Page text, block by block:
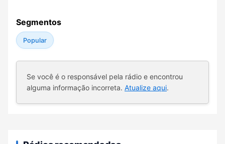
Segmentos
Popular
Se você é o responsável pela rádio e encontrou
alguma informação incorreta. Atualize aqui.